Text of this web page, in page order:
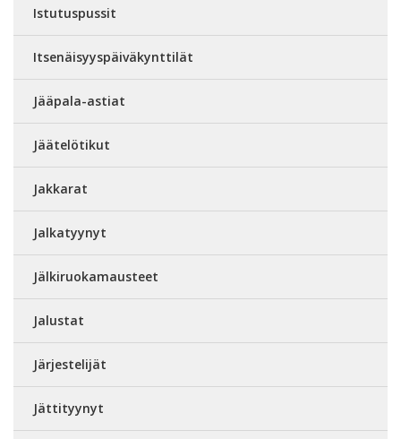
Istutuspussit
Itsenäisyyspäiväkynttilät
Jääpala-astiat
Jäätelötikut
Jakkarat
Jalkatyynyt
Jälkiruokamausteet
Jalustat
Järjestelijät
Jättityynyt